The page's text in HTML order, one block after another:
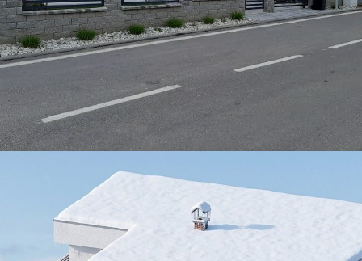
Realizačné projekty pre stavby